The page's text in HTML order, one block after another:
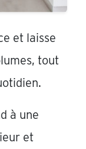
et laisse
tout
à une
et